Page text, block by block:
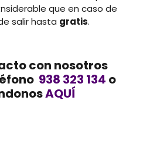
que en caso de
salir hasta gratis.
con nosotros
938 323 134 o
AQUÍ